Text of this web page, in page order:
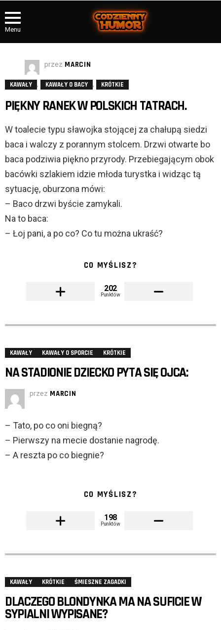
Menu
przez MARCIN
KAWAŁY , KAWAŁY O BACY , KRÓTKIE
PIĘKNY RANEK W POLSKICH TATRACH.
W toalecie typu sławojka stojącej za chałupą siedzi
baca i walczy z porannym stolcem. Drzwi otwarte bo
baca podziwia piękno przyrody. Przebiegającym obok
bacówki szlakiem idzie młoda turystka i widząc tą
sytuację, oburzona mówi:
– Baco drzwi byście zamykali.
Na to baca:
– Łoj pani, a po co? Co tu można ukraść?
CO MYŚLISZ?
202
Punktów
KAWAŁY KAWAŁY O SPORCIE KRÓTKIE
NA STADIONIE DZIECKO PYTA SIĘ OJCA:
przez MARCIN
– Tato, po co oni biegną?
– Pierwszy na mecie dostanie nagrodę.
– A reszta po co biegnie?
CO MYŚLISZ?
198
Punktów
KAWAŁY KRÓTKIE ŚMIESZNE ZAGADKI
DLACZEGO BLONDYNKA MA NA SUFICIE W
SYPIALNI WYPISANE?